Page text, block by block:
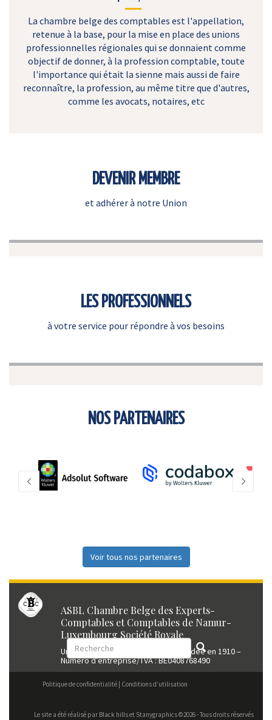
La chambre belge des comptables est l'appellation,
retenue à la base, pour la mise en place des unions
professionnelles régionales qui se donnaient comme
objectif de donner, à la profession comptable, toute
l'importance qui était la sienne mais aussi de faire
reconnaître, la profession, au même titre que d'autres,
comme les avocats, notaires, etc
DEVENIR MEMBRE
et adhérer à notre Union
LES PROFESSIONNELS
à votre service pour répondre à vos besoins
NOS PARTENAIRES
Voir tous nos partenaires
ASBL Chambre Belge des Experts-
Comptables et Comptables de Namur-
Luxembourg Société Royale
Union professionnelle reconnue fondée en 1910 –
Numéro d’entreprise/TVA : BE0408768490
Politique de confidentialité Conditions d’utilisation
Le site a été réalisé par Black hillset Stanygraphics ©2026 - Tous droits réservés